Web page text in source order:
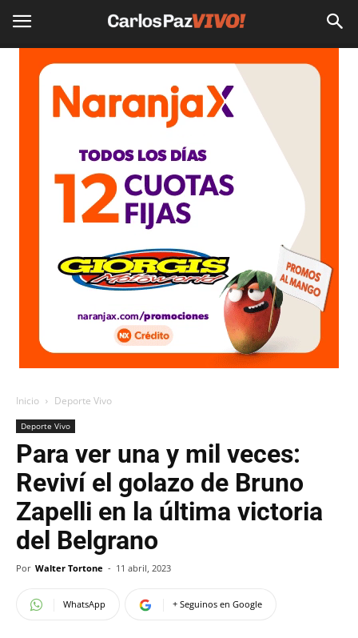
Inicio Deporte Vivo
Deporte Vivo
Para ver una y mil veces:
Reviví el golazo de Bruno
Zapelli en la última victoria
del Belgrano
Por Walter Tortone - 11 abril, 2023
WhatsApp + Seguinos en Google